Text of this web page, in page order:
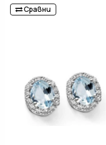
Сравни